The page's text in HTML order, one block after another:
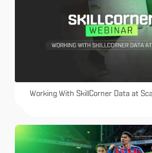
Working With SkillCorner Data at